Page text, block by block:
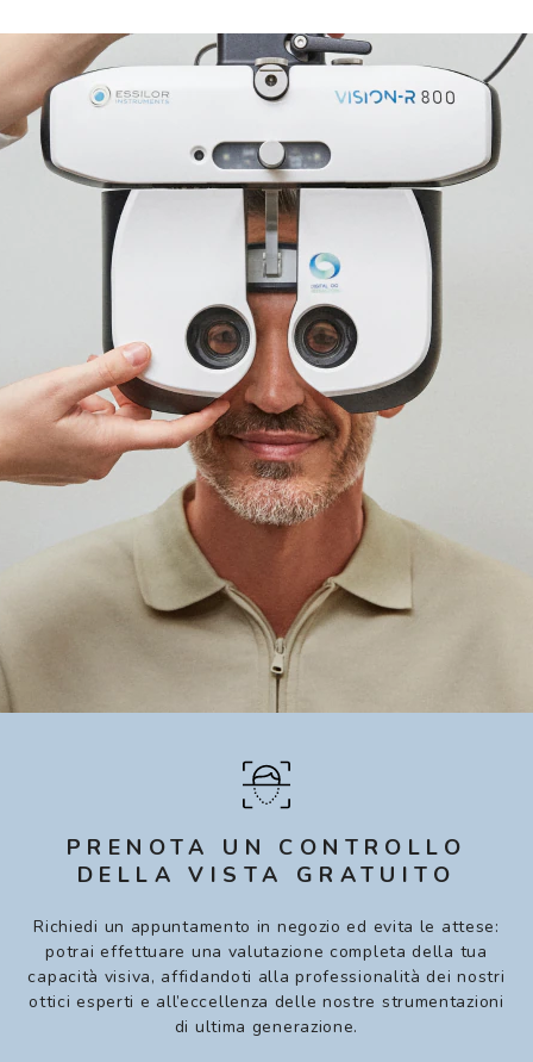
PRENOTA UN CONTROLLO
DELLA VISTA GRATUITO
Richiedi un appuntamento in negozio ed evita le attese:
potrai effettuare una valutazione completa della tua
capacità visiva, affidandoti alla professionalità dei nostri
ottici esperti e all’eccellenza delle nostre strumentazioni
di ultima generazione.